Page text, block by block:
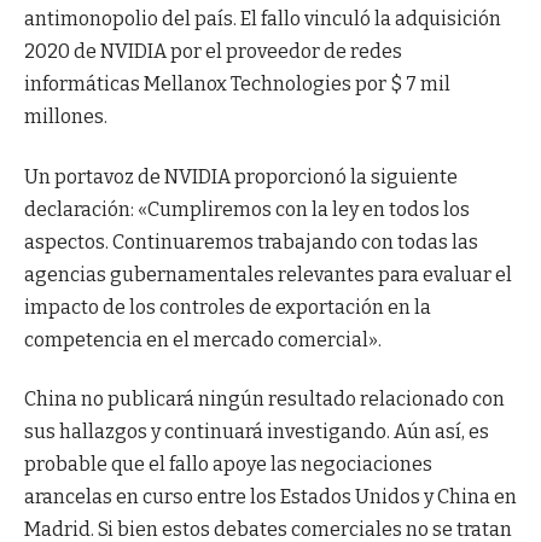
antimonopolio del país. El fallo vinculó la adquisición
2020 de NVIDIA por el proveedor de redes
informáticas Mellanox Technologies por $ 7 mil
millones.
Un portavoz de NVIDIA proporcionó la siguiente
declaración: «Cumpliremos con la ley en todos los
aspectos. Continuaremos trabajando con todas las
agencias gubernamentales relevantes para evaluar el
impacto de los controles de exportación en la
competencia en el mercado comercial».
China no publicará ningún resultado relacionado con
sus hallazgos y continuará investigando. Aún así, es
probable que el fallo apoye las negociaciones
arancelas en curso entre los Estados Unidos y China en
Madrid. Si bien estos debates comerciales no se tratan